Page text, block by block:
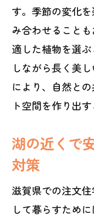
す。季節の変化
み合わせること
適した植物を選
しながら長く美
により、自然と
ト空間を作り出
湖の近くで
対策
滋賀県での注文
して暮らすため